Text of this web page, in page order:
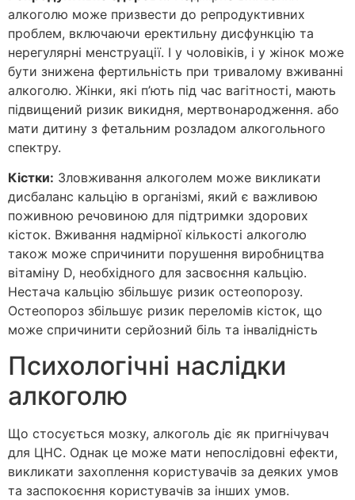
алкоголю може призвести до репродуктивних
проблем, включаючи еректильну дисфункцію та
нерегулярні менструації. І у чоловіків, і у жінок може
бути знижена фертильність при тривалому вживанні
алкоголю. Жінки, які п’ють під час вагітності, мають
підвищений ризик викидня, мертвонародження. або
мати дитину з фетальним розладом алкогольного
спектру.
Кістки: Зловживання алкоголем може викликати
дисбаланс кальцію в організмі, який є важливою
поживною речовиною для підтримки здорових
кісток. Вживання надмірної кількості алкоголю
також може спричинити порушення виробництва
вітаміну D, необхідного для засвоєння кальцію.
Нестача кальцію збільшує ризик остеопорозу.
Остеопороз збільшує ризик переломів кісток, що
може спричинити серйозний біль та інвалідність
Психологічні наслідки
алкоголю
Що стосується мозку, алкоголь діє як пригнічувач
для ЦНС. Однак це може мати непослідовні ефекти,
викликати захоплення користувачів за деяких умов
та заспокоєння користувачів за інших умов.